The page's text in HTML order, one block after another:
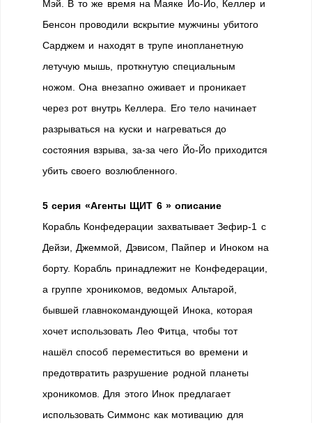
Мэй. В то же время на Маяке Йо-Йо, Келлер и
Бенсон проводили вскрытие мужчины убитого
Сарджем и находят в трупе инопланетную
летучую мышь, проткнутую специальным
ножом. Она внезапно оживает и проникает
через рот внутрь Келлера. Его тело начинает
разрываться на куски и нагреваться до
состояния взрыва, за-за чего Йо-Йо приходится
убить своего возлюбленного.
5 серия «Агенты ЩИТ 6 » описание
Корабль Конфедерации захватывает Зефир-1 с
Дейзи, Джеммой, Дэвисом, Пайпер и Иноком на
борту. Корабль принадлежит не Конфедерации,
а группе хроникомов, ведомых Альтарой,
бывшей главнокомандующей Инока, которая
хочет использовать Лео Фитца, чтобы тот
нашёл способ переместиться во времени и
предотвратить разрушение родной планеты
хроникомов. Для этого Инок предлагает
использовать Симмонс как мотивацию для